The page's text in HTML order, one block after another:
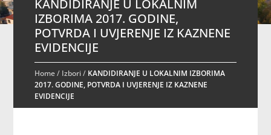
KANDIDIRANJE U LOKALNIM
IZBORIMA 2017. GODINE,
POTVRDA I UVJERENJE IZ KAZNENE
EVIDENCIJE
Home/ Izbori/ KANDIDIRANJE U LOKALNIM IZBORIMA
2017. GODINE, POTVRDA I UVJERENJE IZ KAZNENE
EVIDENCIJE